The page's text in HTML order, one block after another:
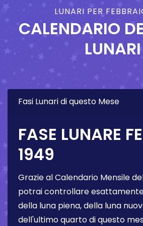
LUNARI PER
CALENDARIO
LUNARI
Fasi Lunari di questo Mese
FASE LUNARE
1949
Grazie al Calendario Mensile
potrai controllare
della luna piena, della luna
dell'ultimo quarto di questo